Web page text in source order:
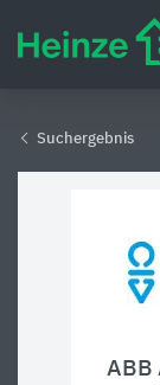
Suchergebnis
ABB